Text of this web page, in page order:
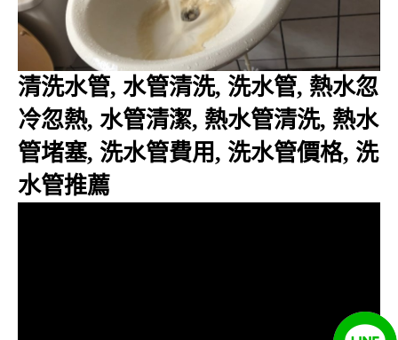
清洗水管, 水管清洗, 洗水管, 熱水忽
冷忽熱, 水管清潔, 熱水管清洗, 熱水
管堵塞, 洗水管費用, 洗水管價格, 洗
水管推薦